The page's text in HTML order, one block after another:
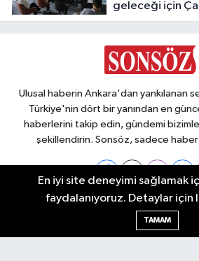
geleceği için
Ulusal haberin Ankara'dan yankılanan
Türkiye'nin dört bir yanından en
haberlerini takip edin, gündemi
şekillendirin. Sonsöz, sadece
Ankara Nöbetçi Eczaneler
En iyi site deneyimi sağlamak
faydalanıyoruz. Detaylar için
TAMAM